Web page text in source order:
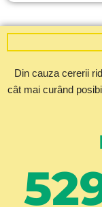
Din cauza cererii
cât mai curând